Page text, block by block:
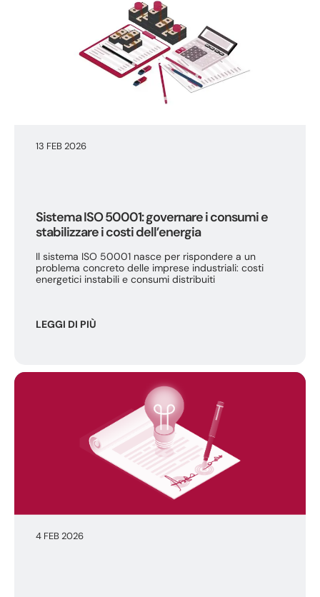
13 FEB 2026
Sistema ISO 50001: governare i consumi e
stabilizzare i costi dell’energia
Il sistema ISO 50001 nasce per rispondere a un
problema concreto delle imprese industriali: costi
energetici instabili e consumi distribuiti
LEGGI DI PIÙ
4 FEB 2026